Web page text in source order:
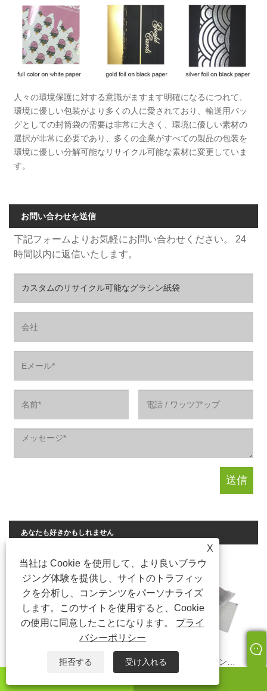
人々の環境保護に対する意識がますます明確になるにつれて、
環境に優しい包装がより多くの人に愛されており、輸送用バッ
グとしての封筒袋の需要は非常に大きく、環境に優しい素材の
選択が非常に必要であり、多くの企業がすべての製品の包装を
環境に優しい分解可能なリサイクル可能な素材に変更していま
す。
お問い合わせを送信
下記フォームよりお気軽にお問い合わせください。 24
時間以内に返信いたします。
あなたも好きかもしれません
グラシン粘着袋
X
当社は Cookie を使用して、より良いブラウ
ジング体験を提供し、サイトのトラフィッ
クを分析し、コンテンツをパーソナライズ
します。このサイトを使用すると、Cookie
の使用に同意したことになります。 プライ
バシーポリシー
拒否する 受け入れる